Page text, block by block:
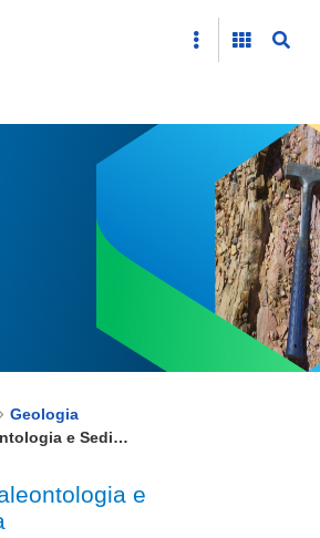
Geologia
Estratigrafia, Paleontologia e Sedimentologia
e